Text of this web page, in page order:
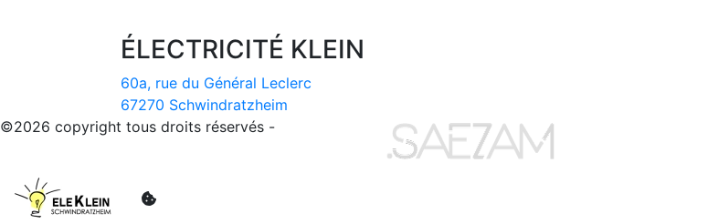
ÉLECTRICITÉ KLEIN
60a, rue du Général Leclerc
67270 Schwindratzheim
©2026 copyright tous droits réservés -